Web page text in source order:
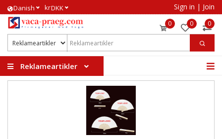
​Danish krDKK Sign in | Join
0 0 0
Reklameartikler